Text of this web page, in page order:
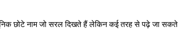
छोटे नाम जो सरल दिखते हैं लेकिन कई तरह से पढ़े जा सकते